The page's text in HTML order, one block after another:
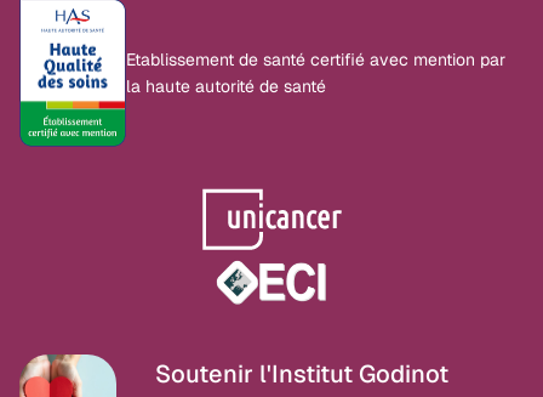
Etablissement de santé certifié avec mention par
la haute autorité de santé
Soutenir l'Institut Godinot